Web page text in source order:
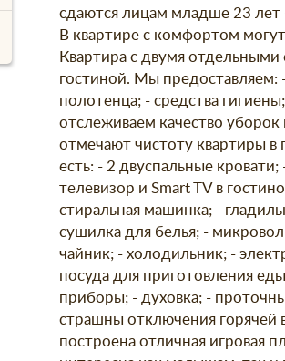
сдаются лицам младше 23 лет
В квартире с комфортом
Квартира с двумя
гостиной. Мы предоставляем:
полотенца; - средства
отслеживаем качество
отмечают чистоту квартиры в
есть: - 2 двуспальные
телевизор и Smart TV в
стиральная машинка; -
сушилка для белья; -
чайник; - холодильник; -
посуда для приготовления
приборы; - духовка; -
страшны отключения
построена отличная игровая